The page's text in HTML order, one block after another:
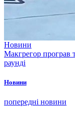
Новини
Макгрегор програв
раунді
Новини
попередні новини